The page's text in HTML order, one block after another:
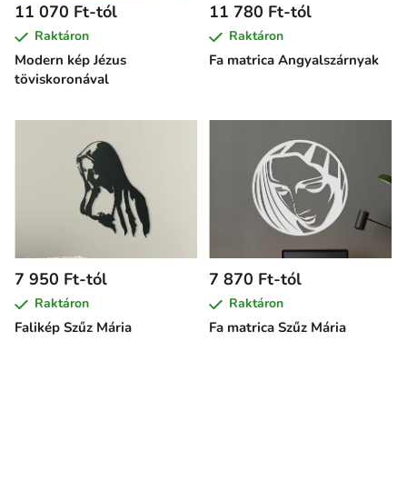
Modern kép Jézus
töviskoronával
11 070 Ft-tól
Raktáron
Fa matrica Angyalszárnyak
11 780 Ft-tól
Raktáron
Falikép Szűz Mária
7 950 Ft-tól
Raktáron
Fa matrica Szűz Mária
7 870 Ft-tól
Raktáron